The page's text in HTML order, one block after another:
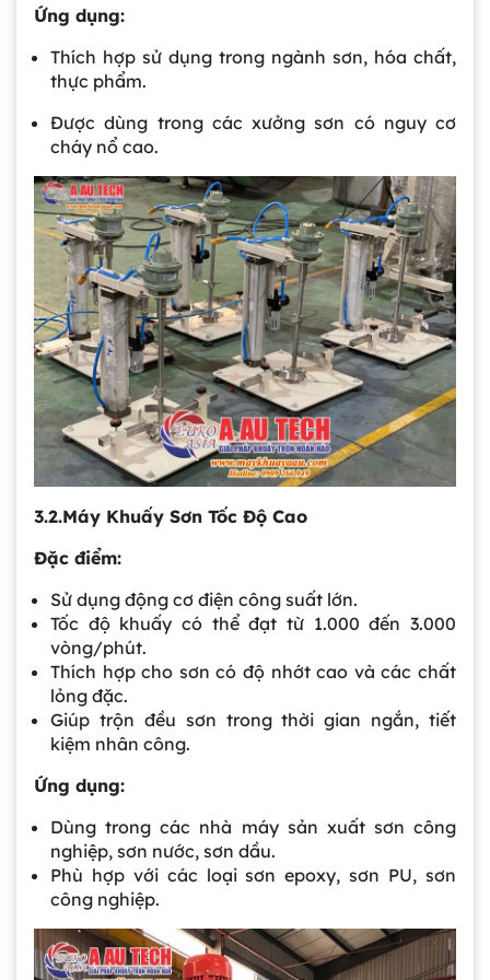
Ứng dụng:
Thích hợp sử dụng trong ngành sơn, hóa chất,
thực phẩm.
Được dùng trong các xưởng sơn có nguy cơ
cháy nổ cao.
3.2.Máy Khuấy Sơn Tốc Độ Cao
Đặc điểm:
Sử dụng động cơ điện công suất lớn.
Tốc độ khuấy có thể đạt từ 1.000 đến 3.000
vòng/phút.
Thích hợp cho sơn có độ nhớt cao và các chất
lỏng đặc.
Giúp trộn đều sơn trong thời gian ngắn, tiết
kiệm nhân công.
Ứng dụng:
Dùng trong các nhà máy sản xuất sơn công
nghiệp, sơn nước, sơn dầu.
Phù hợp với các loại sơn epoxy, sơn PU, sơn
công nghiệp.